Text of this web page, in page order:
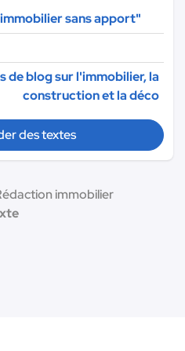
sans apport"
de blog sur l'immobilier, la
construction et la déco
des textes
immobilier